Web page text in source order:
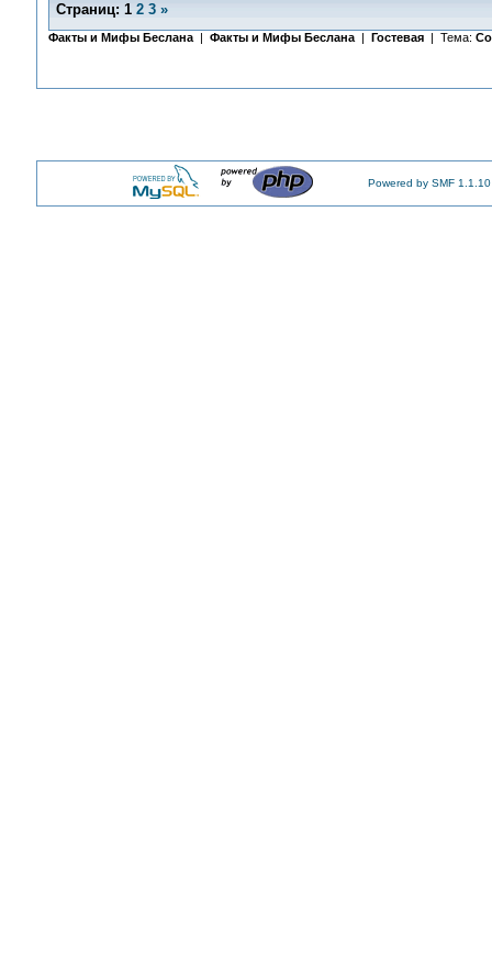
Страниц: 1 2 3 »
Факты и Мифы Беслана| Факты и Мифы Беслана| Гостевая | Тема:
Powered by SMF 1.1.10